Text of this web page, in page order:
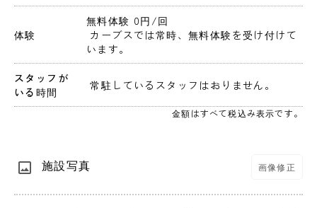
体験
無料体験 0円 /回
います。
スタッフが
いる時間
常駐しているスタッフはおりません。
金額はすべて税込み表示です。
施設写真 画像修正